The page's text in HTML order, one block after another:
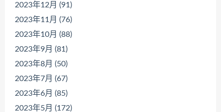
2023年12月 (91)
2023年11月 (76)
2023年10月 (88)
2023年9月 (81)
2023年8月 (50)
2023年7月 (67)
2023年6月 (85)
2023年5月 (172)